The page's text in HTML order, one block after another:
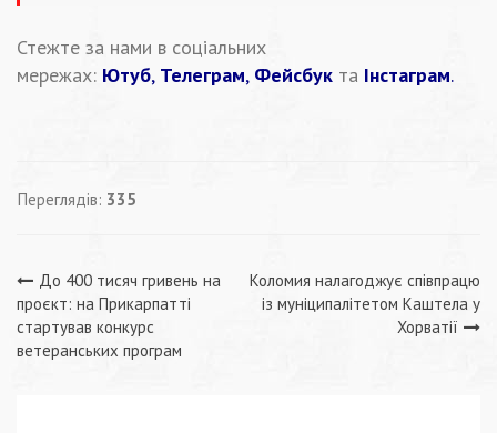
Стежте за нами в соціальних
мережах: Ютуб, Телеграм, Фейсбук та Інстаграм.
Переглядів: 335
Навігація
записів
До 400 тисяч гривень на
проєкт: на Прикарпатті
стартував конкурс
ветеранських програм
Коломия налагоджує співпрацю
із муніципалітетом Каштела у
Хорватії